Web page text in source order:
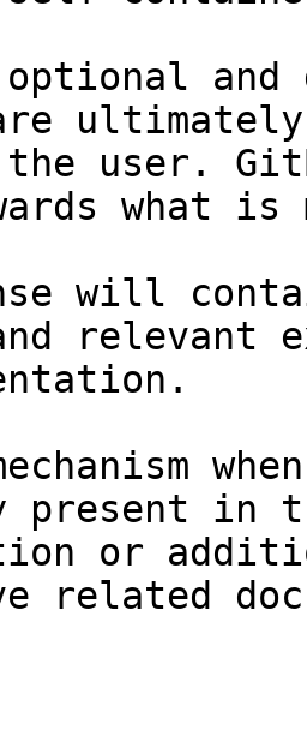
and
user.
what
will
relevant
in
or